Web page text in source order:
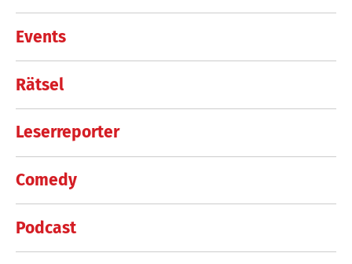
Events
Rätsel
Leserreporter
Comedy
Podcast